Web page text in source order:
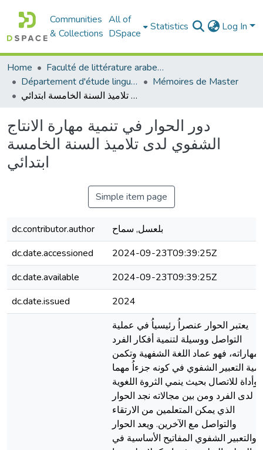
Communities
& Collections
All of
DSpace
Statistics Log In
Home
Faculté de littérature arabe et des arts
Département d'étude linguistique
Mémoires de Master
دور الحوار في تنمية مهارة الانتاج الشفوي لدى تلاميذ السنة الخامسة ابتدائي
دور الحوار في تنمية مهارة الانتاج
الشفوي لدى تلاميذ السنة الخامسة
ابتدائي
Simple item page
dc.contributor.author
بلعسل, سماح
dc.date.accessioned
2024-09-23T09:39:25Z
dc.date.available
2024-09-23T09:39:25Z
dc.date.issued
2024
يعتبر الحوار عنصراُ رئيسياُ في عملية
التواصل ووسيلة لتنمية أفكار الفرد
ومهاراته، فهو عماد اللغة الشفهية وتكمن
التعبير الشفوي في كونه جزءاُ مهما
وأداة للاتصال بحيث ينمي الثروة اللغوية
لدى الفرد ومن بين مجالاته نجد الحوار
الذي يمكن المتعلمين من الارتقاء
والتواصل مع الآخرين. ويعد الحوار
والتعبير الشفوي المفاتيح الأساسية في